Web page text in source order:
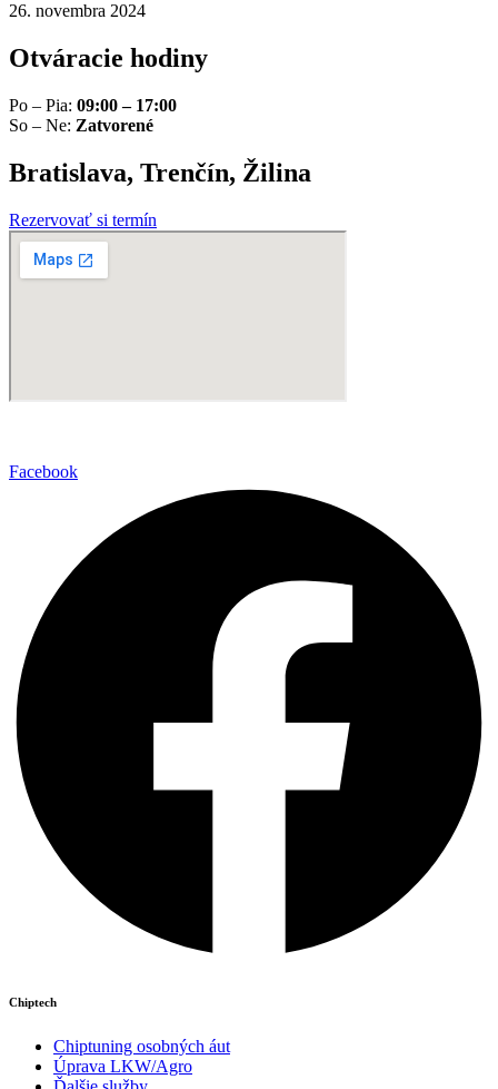
26. novembra 2024
Otváracie hodiny
Po – Pia: 09:00 – 17:00
So – Ne: Zatvorené
Bratislava, Trenčín, Žilina
Rezervovať si termín
Facebook
Chiptech
Chiptuning osobných áut
Úprava LKW/Agro